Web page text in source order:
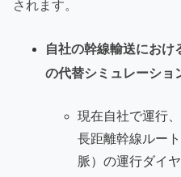
されます。
自社の幹線輸送におけ
の代替シミュレーショ
現在自社で運行
長距離幹線ルー
脈）の運行ダイ